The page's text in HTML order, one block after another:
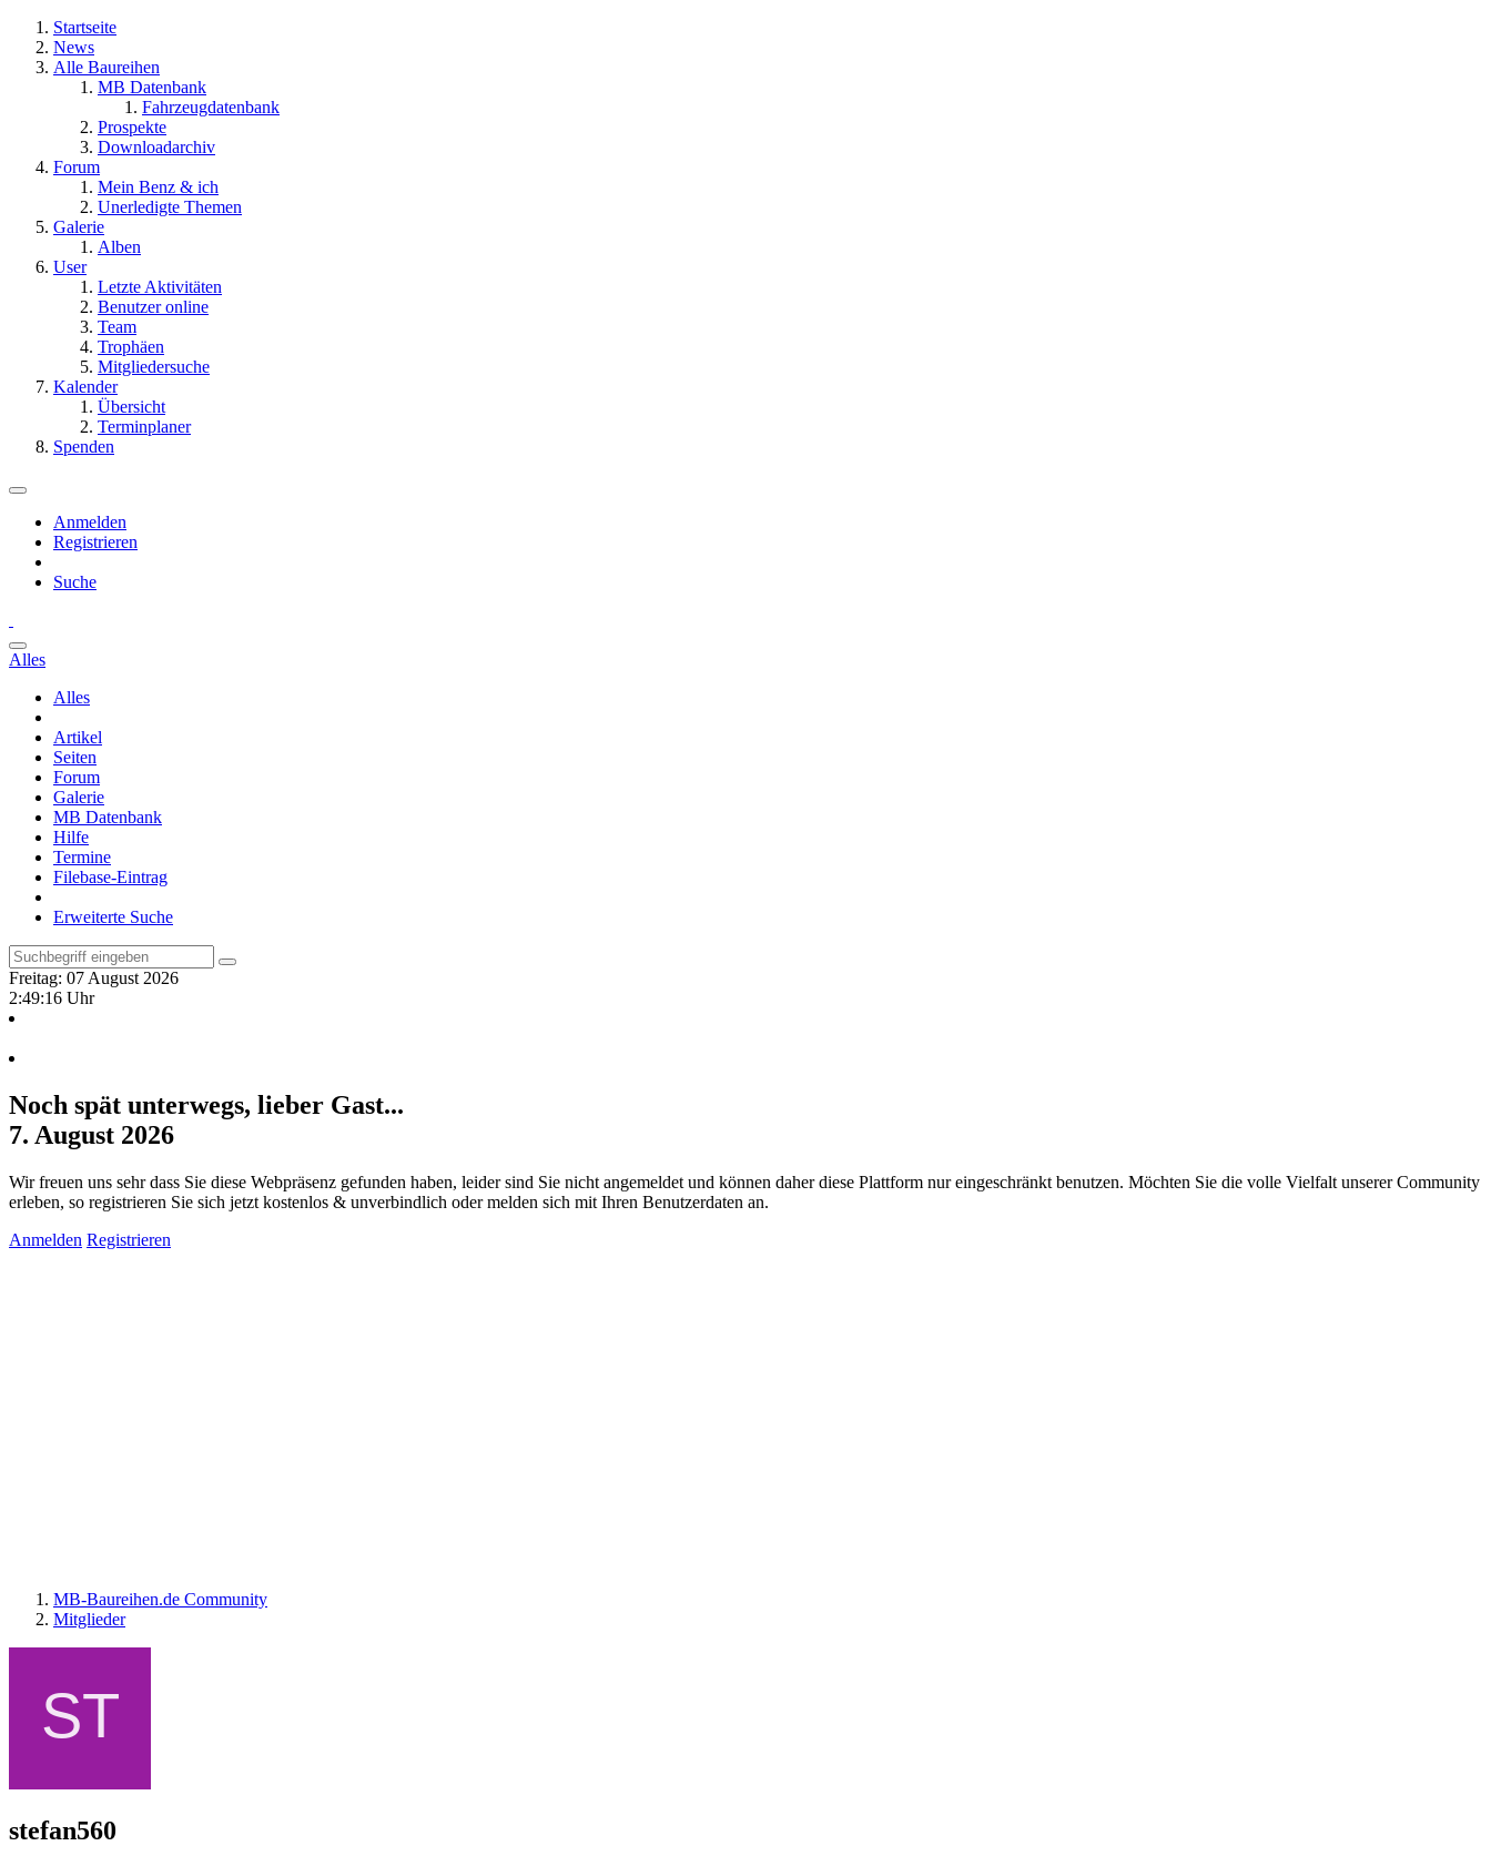
Startseite
News
Alle Baureihen
MB Datenbank
Fahrzeugdatenbank
Prospekte
Downloadarchiv
Forum
Mein Benz & ich
Unerledigte Themen
Galerie
Alben
User
Letzte Aktivitäten
Benutzer online
Team
Trophäen
Mitgliedersuche
Kalender
Übersicht
Terminplaner
Spenden
Anmelden
Registrieren
Suche
Alles
Alles
Artikel
Seiten
Forum
Galerie
MB Datenbank
Hilfe
Termine
Filebase-Eintrag
Erweiterte Suche
Freitag: 07 August 2026
2:49:17 Uhr
Noch spät unterwegs, lieber Gast...
7. August 2026
Wir freuen uns sehr dass Sie diese Webpräsenz gefunden haben, leider sind Sie nicht angemeldet und können daher diese Plattform nur eingeschränkt benutzen. Möchten Sie die volle Vielfalt unserer Community
erleben, so registrieren Sie sich jetzt kostenlos & unverbindlich oder melden sich mit Ihren Benutzerdaten an.
Anmelden Registrieren
MB-Baureihen.de Community
Mitglieder
stefan560